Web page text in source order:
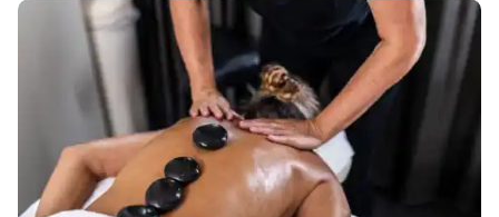
SpaVelvære